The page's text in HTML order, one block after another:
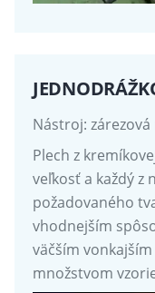
Nástroj: zárezová
Plech z
veľkosť a každý z
požadovaného
vhodnejším
väčším
množstvom